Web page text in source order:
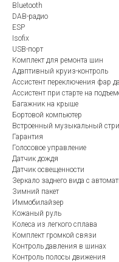
Bluetooth
DAB-радио
ESP
Isofix
USB-порт
Комплект для ремонта шин
Адаптивный круиз-контроль
Ассистент переключения фар
Ассистент при старте на
Багажник на крыше
Бортовой компьютер
Встроенный музыкальный
Гарантия
Голосовое управление
Датчик дождя
Датчик освещенности
Зеркало заднего вида с
Зимний пакет
Иммобилайзер
Кожаный руль
Колеса из легкого сплава
Комплект громкой связи
Контроль давления в шинах
Контроль полосы движения